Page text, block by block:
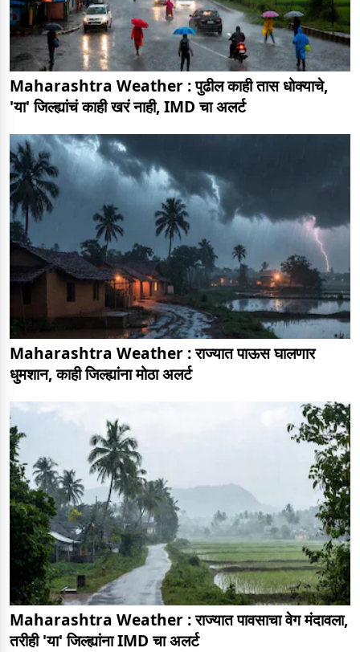
Maharashtra Weather : पुढील काही तास धोक्याचे,
'या' जिल्ह्यांचं काही खरं नाही, IMD चा अलर्ट
Maharashtra Weather : राज्यात पाऊस घालणार
धुमशान, काही जिल्ह्यांना मोठा अलर्ट
Maharashtra Weather : राज्यात पावसाचा वेग मंदावला,
तरीही 'या' जिल्ह्यांना IMD चा अलर्ट